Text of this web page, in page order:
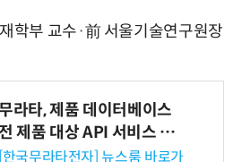
학부 교수·前 서울기술연구원장
라타, 제품 데이터베이스
제품 대상 API 서비스 제
공…73개 제품 카테고리로
[한국무라타전자] 뉴스룸 바로가